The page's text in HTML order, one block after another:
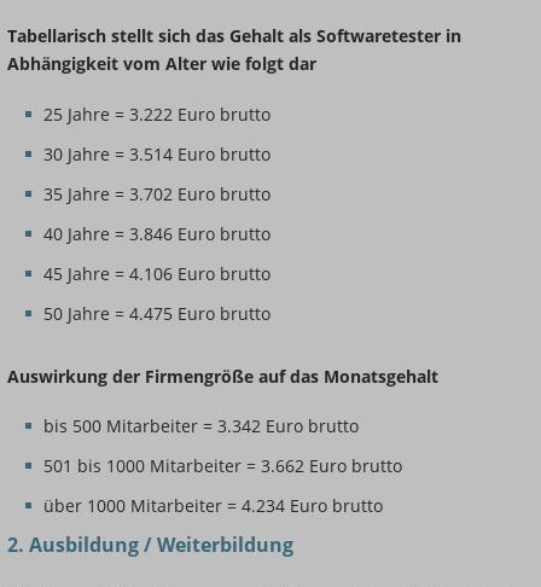
Tabellarisch stellt sich das Gehalt als Softwaretester in
Abhängigkeit vom Alter wie folgt dar
25 Jahre = 3.222 Euro brutto
30 Jahre = 3.514 Euro brutto
35 Jahre = 3.702 Euro brutto
40 Jahre = 3.846 Euro brutto
45 Jahre = 4.106 Euro brutto
50 Jahre = 4.475 Euro brutto
Auswirkung der Firmengröße auf das Monatsgehalt
bis 500 Mitarbeiter = 3.342 Euro brutto
501 bis 1000 Mitarbeiter = 3.662 Euro brutto
über 1000 Mitarbeiter = 4.234 Euro brutto
2. Ausbildung / Weiterbildung